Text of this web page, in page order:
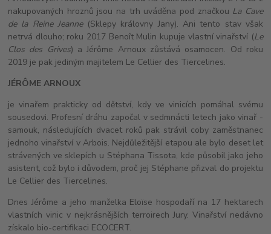
nakupovaných hroznů jsou na trh uváděna pod značkou La Cave
de la Reine Jeanne(Sklepy královny Jany). Ani tento stav však
netrvá dlouho; roku 2017 Benoît Mulin kupuje vlastní vinařství (Le
Clos des Grives) a Jérôme Arnoux zůstává osamocen. Od roku
2019 je pak jediným majitelem Le Cellier des Tiercelines.
JÉRÔME ARNOUX
je vinařem prakticky od dětství, kdy ve vinicích pomáhal svému
sousedovi. Profesní dráhu započal v sedmnácti letech jako vinař -
samouk, následujících dvacet roků pak strávil coby zaměstnanec
jednoho vinařství v Arbois. Nejdůležitější etapou ale bylo deset let
strávených ve sklepích u Stéphana Tissota, kde působil jako jeho
asistent, což bylo i důvodem, proč jej Stéphane přizval do projektu
Le Cellier des Tiercelines.
Dnes Jérôme a jeho manželka Eloïse hospodaří na 17 hektarech
vlastních vinic v nejkrásnějších terroirech Jury. Vinařství nedávno
získalo bio-certifikaci ECOCERT.